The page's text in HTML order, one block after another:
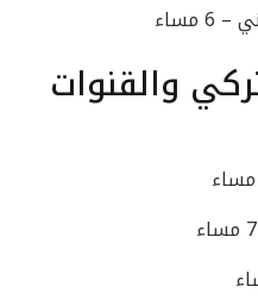
والقنوات